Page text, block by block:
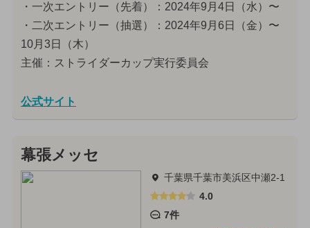
・一次エントリー（先着）：2024年9月4日（水）〜
・二次エントリー（抽選）：2024年9月6日（金）〜
10月3日（木）
主催：ストライダーカップ実行委員会
公式サイト
幕張メッセ
千葉県千葉市美浜区中瀬2-1
4.0
7件